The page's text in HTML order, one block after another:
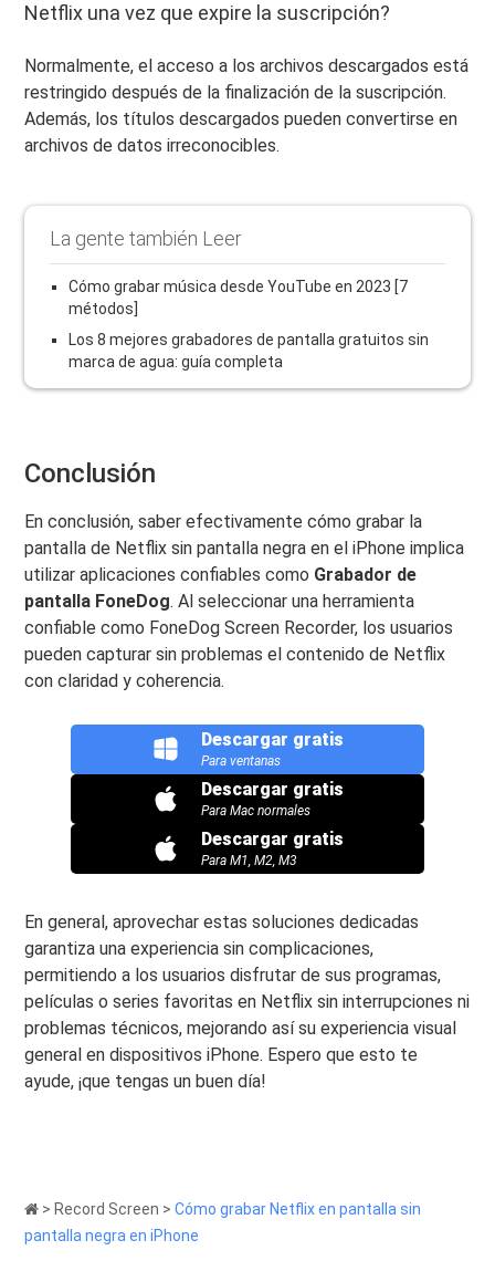
Netflix una vez que expire la suscripción?
Normalmente, el acceso a los archivos descargados está
restringido después de la finalización de la suscripción.
Además, los títulos descargados pueden convertirse en
archivos de datos irreconocibles.
La gente también Leer
Cómo grabar música desde YouTube en 2023 [7
métodos]
Los 8 mejores grabadores de pantalla gratuitos sin
marca de agua: guía completa
Conclusión
En conclusión, saber efectivamente cómo grabar la
pantalla de Netflix sin pantalla negra en el iPhone implica
utilizar aplicaciones confiables como Grabador de
pantalla FoneDog. Al seleccionar una herramienta
confiable como FoneDog Screen Recorder, los usuarios
pueden capturar sin problemas el contenido de Netflix
con claridad y coherencia.
Descargar gratis
Para ventanas
Descargar gratis
Para Mac normales
Descargar gratis
Para M1, M2, M3
En general, aprovechar estas soluciones dedicadas
garantiza una experiencia sin complicaciones,
permitiendo a los usuarios disfrutar de sus programas,
películas o series favoritas en Netflix sin interrupciones ni
problemas técnicos, mejorando así su experiencia visual
general en dispositivos iPhone. Espero que esto te
ayude, ¡que tengas un buen día!
>Record Screen >Cómo grabar Netflix en pantalla sin
pantalla negra en iPhone